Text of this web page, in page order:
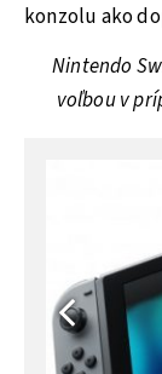
konzolu ako
Nintendo
voľbou v